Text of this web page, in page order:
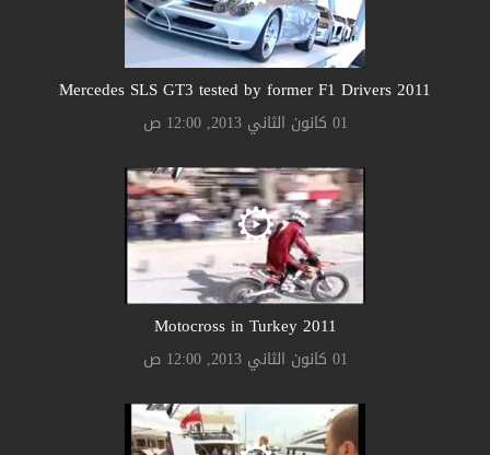
2011 Mercedes SLS GT3 tested by former F1 Drivers
01 كانون الثاني 2013, 12:00 ص
2011 Motocross in Turkey
01 كانون الثاني 2013, 12:00 ص